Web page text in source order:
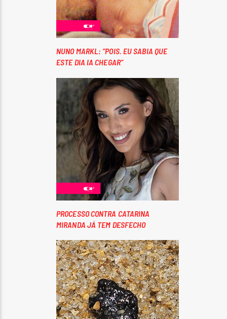
NUNO MARKL: “POIS. EU SABIA QUE
ESTE DIA IA CHEGAR”
PROCESSO CONTRA CATARINA
MIRANDA JÁ TEM DESFECHO